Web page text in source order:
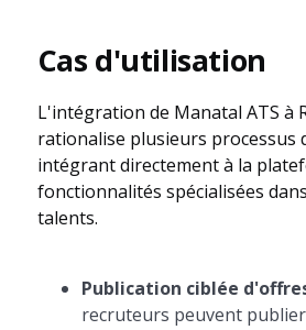
Cas d'utilisation
L'intégration de Manatal ATS à
rationalise plusieurs processus
intégrant directement à la
fonctionnalités spécialisées
talents.
Publication ciblée
recruteurs peuvent